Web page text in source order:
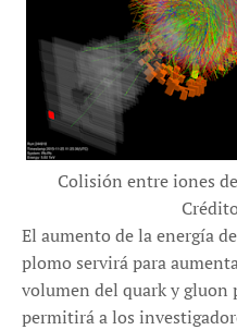
Colisión entre iones
El aumento de la energía
plomo servirá para
volumen del quark y gluon
permitirá a los